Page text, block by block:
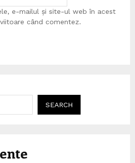
e-mailul și site-ul web în acest
când comentez.
SEARCH